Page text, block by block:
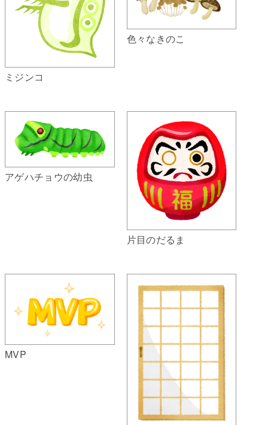
ミジンコ
色々なきのこ
アゲハチョウの幼虫
片目のだるま
MVP